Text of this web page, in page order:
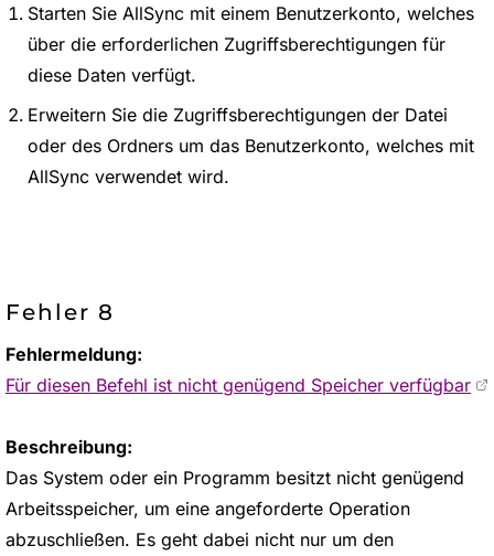
Starten Sie AllSync mit einem Benutzerkonto, welches
über die erforderlichen Zugriffsberechtigungen für
diese Daten verfügt.
Erweitern Sie die Zugriffsberechtigungen der Datei
oder des Ordners um das Benutzerkonto, welches mit
AllSync verwendet wird.
Fehler 8
Fehlermeldung:
Für diesen Befehl ist nicht genügend Speicher verfügbar
Beschreibung:
Das System oder ein Programm besitzt nicht genügend
Arbeitsspeicher, um eine angeforderte Operation
abzuschließen. Es geht dabei nicht nur um den